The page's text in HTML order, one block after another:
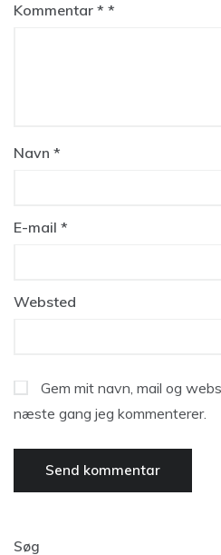
Kommentar *
Navn *
E-mail *
Websted
Gem mit navn, mail og
næste gang jeg kommenterer.
Søg